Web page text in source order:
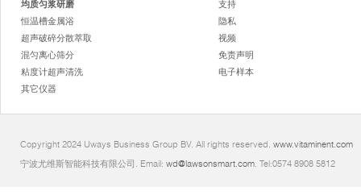
均质匀浆研磨
恒温槽金属浴
超声破碎分散萃取
混匀离心筛分
粘度计超声清洗
其它仪器
支持
隐私
视频
免责声明
电子样本
Copyright 2024 Uways Business Group BV. All rights reserved. www.vitaminent.com
宁波尤维斯智能科技有限公司. Email: wd@lawsonsmart.com. Tel:0574 8908 5812